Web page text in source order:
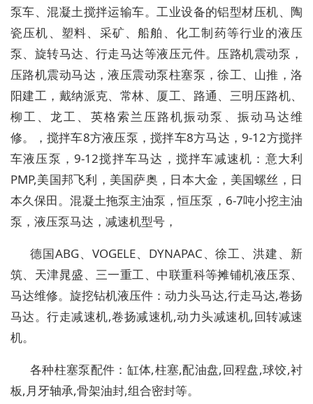
泵车、混凝土搅拌运输车。工业设备的铝型材压机、陶
瓷压机、塑料、采矿、船舶、化工制药等行业的液压
泵、旋转马达、行走马达等液压元件。压路机震动泵 ，
压路机震动马达 ，液压震动泵柱塞泵，徐工、山推，洛
阳建工，戴纳派克、常林、厦工、路通、三明压路机、
柳工、龙工、英格索兰压路机振动泵、振动马达维
修。
， 搅拌车8方液压泵 ，搅拌车8方马达 ，9-12方搅拌
车液压泵 ，9-12搅拌车马达 ， 搅拌车减速机：意大利
PMP,美国邦飞利，美国萨奥，日本大金，美国螺丝，日
本久保田。混凝土拖泵主油泵 ，恒压泵 ， 6-7吨小挖主油
泵 ， 液压泵马达 ， 减速机型号 ，
德国ABG、 VOGELE、 DYNAPAC、徐工、洪建、新
筑、天津晁盛、三一重工、中联重科等摊铺机液压泵、
马达维修。旋挖钻机液压件：动力头马达,行走马达,卷扬
马达。行走减速机,卷扬减速机,动力头减速机,回转减速
机。
各种柱塞泵配件：缸体,柱塞,配油盘,回程盘,球饺,衬
板,月牙轴承,骨架油封,组合密封等。